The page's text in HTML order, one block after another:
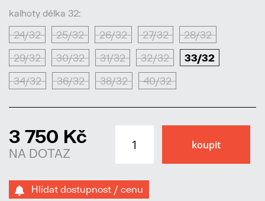
kalhoty délka 32:
24/32 25/32 26/32 27/32 28/32
29/32 30/32 31/32 32/32 33/32
34/32 36/32 38/32 40/32
3 750 Kč
NA DOTAZ
Hlídat dostupnost / cenu